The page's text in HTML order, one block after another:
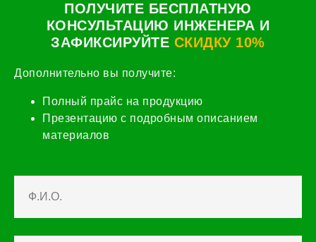
ПОЛУЧИТЕ БЕСПЛАТНУЮ
КОНСУЛЬТАЦИЮ ИНЖЕНЕРА И
ЗАФИКСИРУЙТЕ СКИДКУ 10%
Дополнительно вы получите:
Полный прайс на продукцию
Презентацию с подробным описанием
материалов